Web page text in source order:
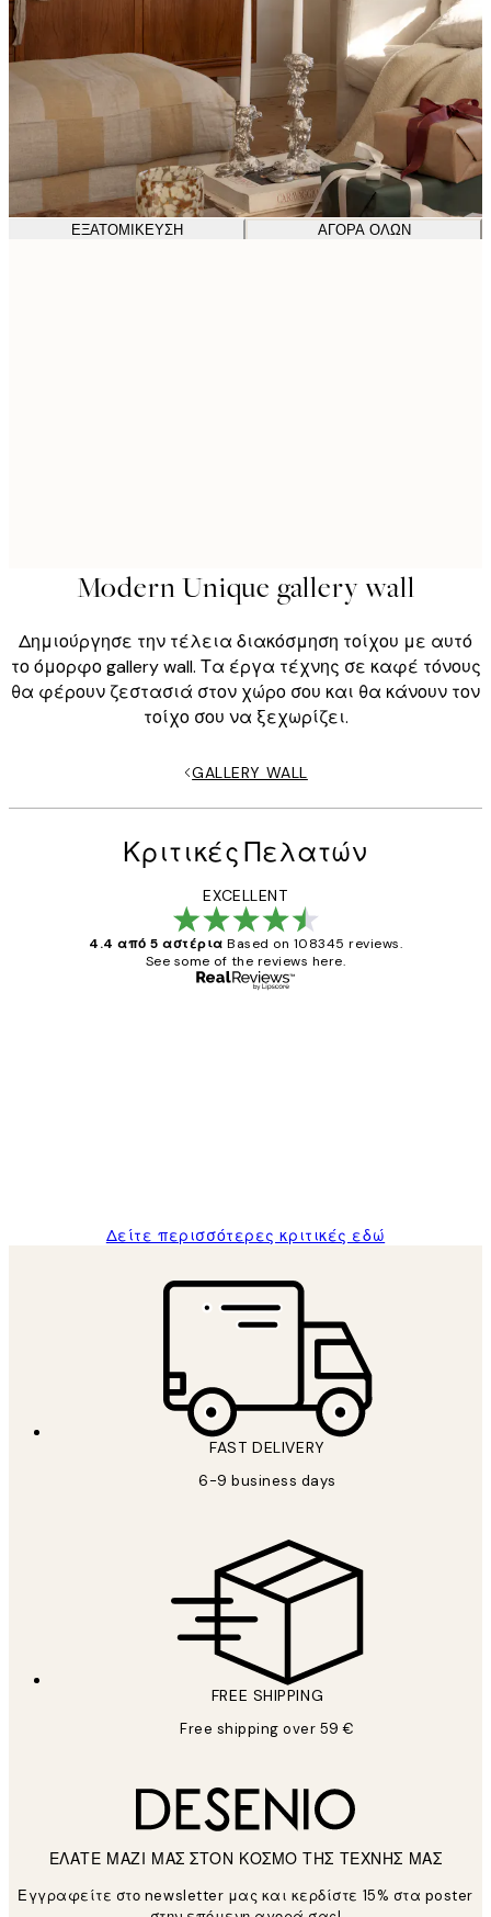
ΕΞΑΤΟΜΊΚΕΥΣΗ ΑΓΟΡΆ ΌΛΩΝ
Modern Unique gallery wall
Δημιούργησε την τέλεια διακόσμηση τοίχου με αυτό
το όμορφο gallery wall. Τα έργα τέχνης σε καφέ τόνους
θα φέρουν ζεστασιά στον χώρο σου και θα κάνουν τον
τοίχο σου να ξεχωρίζει.
GALLERY WALL
Κριτικές Πελατών
EXCELLENT
4.4 από 5 αστέρια Based on 108345 reviews.
See some of the reviews here.
Δείτε περισσότερες κριτικές εδώ
FAST DELIVERY
6-9 business days
FREE SHIPPING
Free shipping over 59 €
ΕΛΑΤΕ ΜΑΖΙ ΜΑΣ ΣΤΟΝ ΚΟΣΜΟ ΤΗΣ ΤΕΧΝΗΣ ΜΑΣ
Εγγραφείτε στο newsletter μας και κερδίστε 15% στα poster